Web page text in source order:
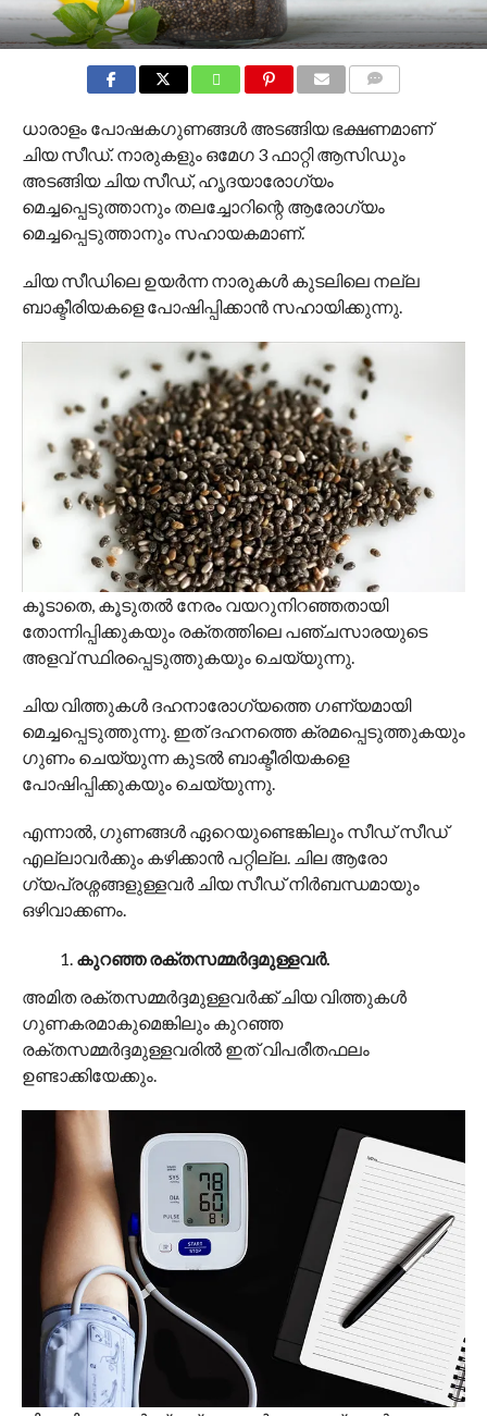
ധാരാളം പോഷകഗുണങ്ങൾ അടങ്ങിയ ഭക്ഷണമാണ്
ചിയ സീഡ്. നാരുകളും ഒമേഗ 3 ഫാറ്റി ആസിഡും
അടങ്ങിയ ചിയ സീഡ്, ഹൃദയാരോഗ്യം
മെച്ചപ്പെടുത്താനും തലച്ചോറിന്റെ ആരോ​ഗ്യം
മെച്ചപ്പെടുത്താനും സഹായകമാണ്.
ചിയ സീഡിലെ ഉയർന്ന നാരുകൾ കുടലിലെ നല്ല
ബാക്ടീരിയകളെ പോഷിപ്പിക്കാൻ സഹായിക്കുന്നു.
കൂടാതെ, കൂടുതൽ നേരം വയറുനിറഞ്ഞതായി
തോന്നിപ്പിക്കുകയും രക്തത്തിലെ പഞ്ചസാരയുടെ
അളവ് സ്ഥിരപ്പെടുത്തുകയും ചെയ്യുന്നു.
ചിയ വിത്തുകൾ ദഹനാരോഗ്യത്തെ ഗണ്യമായി
മെച്ചപ്പെടുത്തുന്നു. ഇത് ദഹനത്തെ ക്രമപ്പെടുത്തുകയും
ഗുണം ചെയ്യുന്ന കുടൽ ബാക്ടീരിയകളെ
പോഷിപ്പിക്കുകയും ചെയ്യുന്നു.
എന്നാൽ, ഗുണങ്ങൾ ഏറെയുണ്ടെങ്കിലും സീഡ് സീഡ്
എല്ലാവർക്കും കഴിക്കാൻ പറ്റില്ല. ചില ആരോ​
ഗ്യപ്രശ്നങ്ങളുള്ളവർ ചിയ സീഡ് നിർബന്ധമായും
ഒഴിവാക്കണം.
കുറഞ്ഞ രക്തസമ്മർദ്ദമുള്ളവർ.
അമിത രക്തസമ്മർദ്ദമുള്ളവർക്ക് ചിയ വിത്തുകൾ
ഗുണകരമാകുമെങ്കിലും കുറഞ്ഞ
രക്തസമ്മർദ്ദമുള്ളവരിൽ ഇത് വിപരീതഫലം
ഉണ്ടാക്കിയേക്കും.